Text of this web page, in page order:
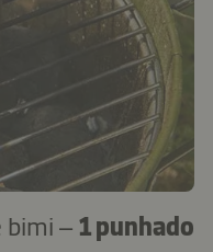
bimi – 1 punhado